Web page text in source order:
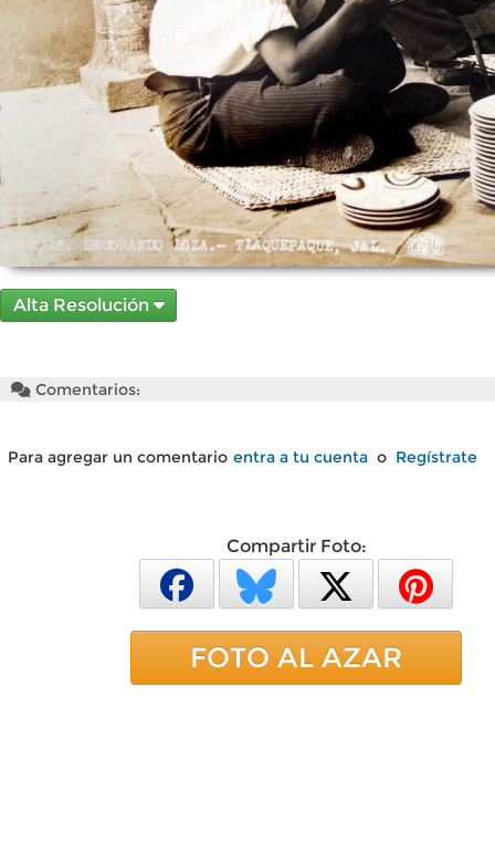
Alta Resolución
Comentarios:
Para agregar un comentario entra a tu cuenta o Regístrate
Compartir Foto:
FOTO AL AZAR